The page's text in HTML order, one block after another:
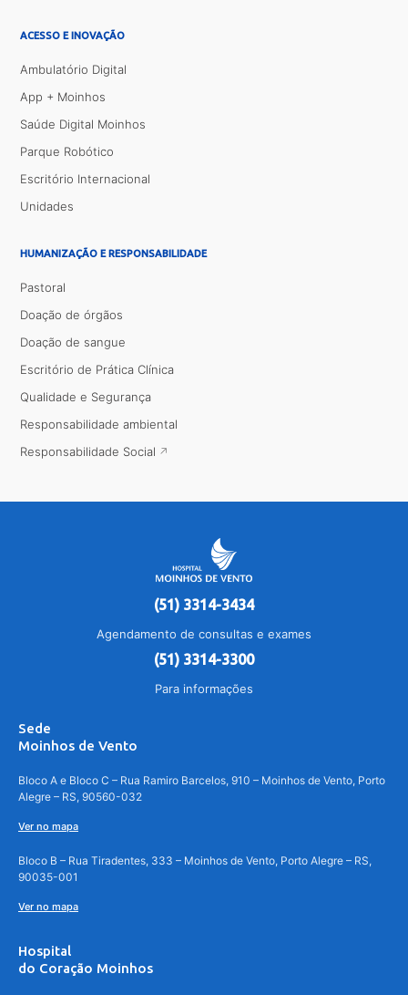
ACESSO E INOVAÇÃO
Ambulatório Digital
App + Moinhos
Saúde Digital Moinhos
Parque Robótico
Escritório Internacional
Unidades
HUMANIZAÇÃO E RESPONSABILIDADE
Pastoral
Doação de órgãos
Doação de sangue
Escritório de Prática Clínica
Qualidade e Segurança
Responsabilidade ambiental
Responsabilidade Social
(51) 3314-3434
Agendamento de consultas e exames
(51) 3314-3300
Para informações
Sede
Moinhos de Vento
Bloco A e Bloco C – Rua Ramiro Barcelos, 910 – Moinhos de Vento, Porto
Alegre – RS, 90560-032
Ver no mapa
Bloco B – Rua Tiradentes, 333 – Moinhos de Vento, Porto Alegre – RS,
90035-001
Ver no mapa
Hospital
do Coração Moinhos